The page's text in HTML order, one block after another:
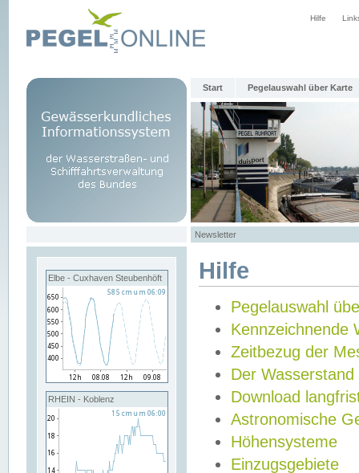
Hilfe
Start Pegelauswahl über Karte
Newsletter
Elbe - Cuxhaven Steubenhöft
RHEIN - Koblenz
Hilfe
Pegelauswahl
Kennzeichnende
Zeitbezug der
Der Wasserstand
Download
Astronomische
Höhensysteme
Einzugsgebiete